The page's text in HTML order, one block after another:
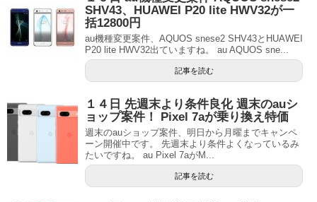
SHV43、HUAWEI P20 lite HWV32が一
括12800円
au機種変更案件、AQUOS snese2 SHV43とHUAWEI
P20 lite HWV32出ていますね。 au AQUOS sne...
記事を読む
１４日 先週末より条件良化 週末のauシ
ョップ案件！ Pixel 7aが乗り換え特価
週末のauショップ案件、明日から月曜までキャンペ
ーン開催中です。 先週末より条件よくなっているみ
たいですね。 au Pixel 7aがM...
記事を読む